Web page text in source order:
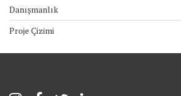
Danışmanlık
Proje Çizimi